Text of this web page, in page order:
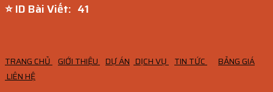
⭐ ID Bài Viết: 40
TRANG CHỦ GIỚI THIỆU DỰ ÁN DỊCH VỤ TIN TỨC
BẢNG GIÁ
LIÊN HỆ